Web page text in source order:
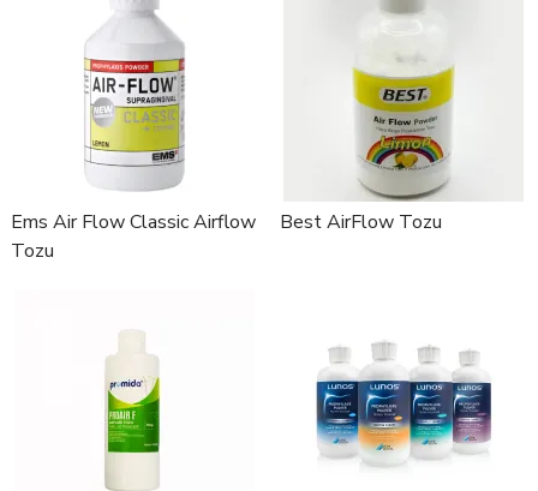
Ems Air Flow Classic Airflow
Tozu
Best AirFlow Tozu